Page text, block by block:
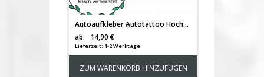
Autoaufkleber Autotattoo Hochzeit Maritim mit Anker Namen und Spruch frisch verheiratet M2141
ab
14,90 €
Lieferzeit: 1-2 Werktage
ZUM WARENKORB HINZUFÜGEN